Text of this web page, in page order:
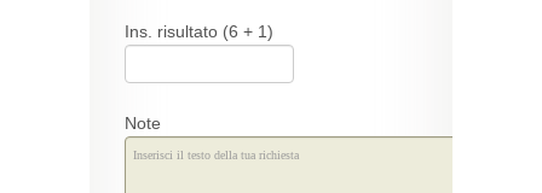
Ins. risultato (6 + 1)
Note